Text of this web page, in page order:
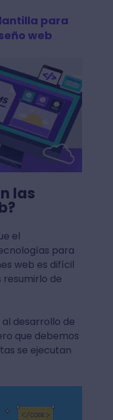
para
web
las
el
para
web es difícil
de
desarrollo de
que debemos
se ejecutan